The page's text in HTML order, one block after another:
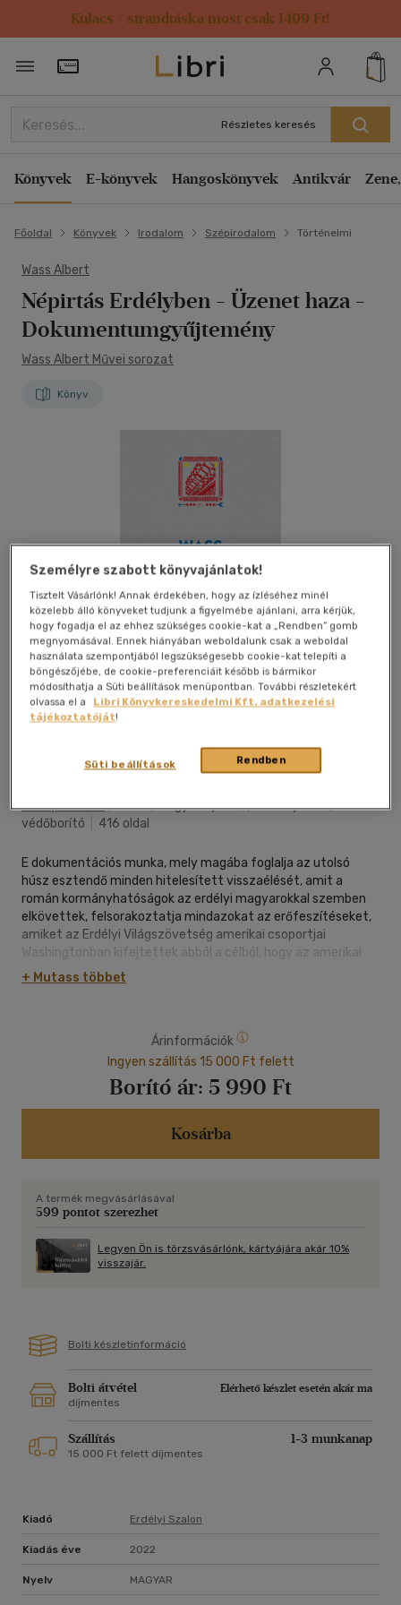
Kulacs / strandtáska most csak 1499 Ft!
Törzsvásárlói Kártya adatai
Részletes keresés
Könyvek E-könyvek Hangoskönyvek Antikvár
Főoldal Könyvek Irodalom Szépirodalom Történelmi
Wass Albert
Népirtás Erdélyben - Üzenet haza -
Dokumentumgyűjtemény
Wass Albert Művei sorozat
Könyv
(1 vélemény)
Erdélyi Szalon|2022|magyar nyelvű|keménytábla,
védőborító
416 oldal
E dokumentációs munka, mely magába foglalja az utolsó
húsz esztendő minden hitelesített visszaélését, amit a
román kormányhatóságok az erdélyi magyarokkal szemben
elkövettek, felsorakoztatja mindazokat az erőfeszítéseket,
amiket az Erdélyi Világszövetség amerikai csoportjai
Washingtonban kifejtettek abból a célból, hogy az amerikai
kormányok figyelmét felhívják ezekre a visszaélésekre...
hihetetlen mennyiségű információt, ami az Erdélyben zajlott
magyarellenes politikáról jelent meg a "nyugati" sajtóban:
mert eleddig elhallgatták és elhallgattatták...
A kötet elsősorban a román kommunizmus Erdély-
politikájának története, egyben a Securitate bűneinek
történetek napvilágra kerülése oda vezetett, hogy az
amerikai kormányzat a nyolcvanas évekre felülvizsgálta
Románia-politikáját, és megvonta a gazdasági
kedvezményeket a diktatórikus országtól.
szervezetek végeztek az erdélyi magyarság problémáinak
+ Mutass többet
Árinformációk
Ingyen szállítás 15 000 Ft felett
Borító ár: 5 990 Ft
Kosárba
A termék megvásárlásával
599 pontot szerezhet
Legyen Ön is törzsvásárlónk, kártyájára akár 10%
visszajár.
Bolti készletinformáció
Bolti átvétel
Elérhető készlet esetén akár ma
díjmentes
Szállítás 1-3 munkanap
15 000 Ft felett díjmentes
Kiadó Erdélyi Szalon
Kiadás éve 2022
Nyelv MAGYAR
Személyre szabott könyvajánlatok!
Tisztelt Vásárlónk! Annak érdekében, hogy az ízléséhez minél
közelebb álló könyveket tudjunk a figyelmébe ajánlani, arra kérjük,
hogy fogadja el az ehhez szükséges cookie-kat a „Rendben” gomb
megnyomásával. Ennek hiányában weboldalunk csak a weboldal
használata szempontjából legszükségesebb cookie-kat telepíti a
böngészőjébe, de cookie-preferenciáit később is bármikor
módosíthatja a Süti beállítások menüpontban. További részletekért
olvassa el a
Libri Könyvkereskedelmi Kft. adatkezelési
tájékoztatóját!
Rendben
Süti beállítások